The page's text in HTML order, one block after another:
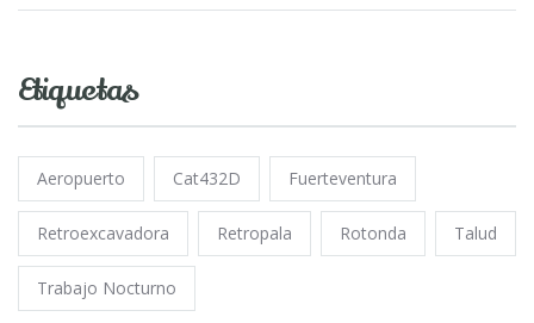
Etiquetas
Aeropuerto Cat432D Fuerteventura
Retroexcavadora Retropala Rotonda Talud
Trabajo Nocturno